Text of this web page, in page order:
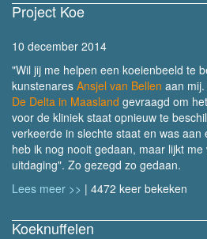
Project Koe
10 december 2014
"Wil jij me helpen een koeienbeeld te
kunstenares Ansjel van Bellen aan
De Delta in Maasland gevraagd om
voor de kliniek staat opnieuw te
verkeerde in slechte staat en was
heb ik nog nooit gedaan, maar lijkt
uitdaging". Zo gezegd zo gedaan.
Lees meer >> | 4472 keer bekeken
Koeknuffelen